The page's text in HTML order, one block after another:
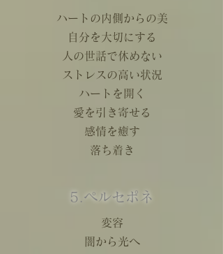
ハートの内側からの美
自分を大切にする
人の世話で休めない
ストレスの高い状況
ハートを開く
愛を引き寄せる
感情を癒す
落ち着き
5.ペルセポネ
変容
闇から光へ